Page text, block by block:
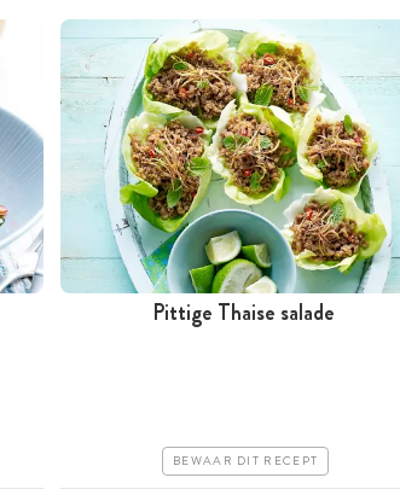
Pittige Thaise salade
BEWAAR DIT RECEPT